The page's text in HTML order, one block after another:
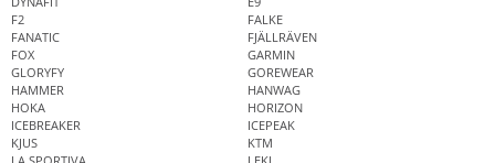
F2
FALKE
FANATIC
FJÄLLRÄVEN
FOX
GARMIN
GLORYFY
GOREWEAR
HAMMER
HANWAG
HOKA
HORIZON
ICEBREAKER
ICEPEAK
KJUS
KTM